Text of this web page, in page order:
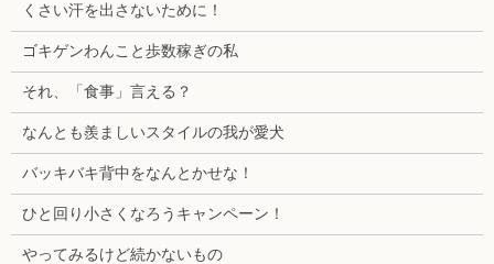
くさい汗を出さないために！
ゴキゲンわんこと歩数稼ぎの私
それ、「食事」言える？
なんとも羨ましいスタイルの我が愛犬
バッキバキ背中をなんとかせな！
ひと回り小さくなろうキャンペーン！
やってみるけど続かないもの